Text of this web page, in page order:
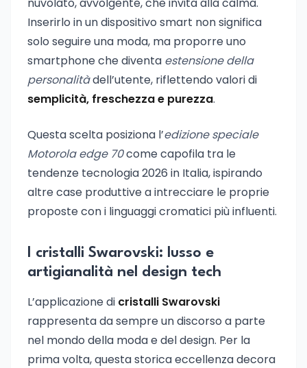
Inserirlo in un dispositivo smart non significa
solo seguire una moda, ma proporre uno
smartphone che diventa estensione della
personalitàdell’utente, riflettendo valori di
semplicità, freschezza e purezza.
Questa scelta posiziona l’edizione speciale
Motorola edge 70come capofila tra le
tendenze tecnologia 2026 in Italia, ispirando
altre case produttive a intrecciare le proprie
proposte con i linguaggi cromatici più influenti.
I cristalli Swarovski: lusso e
artigianalità nel design tech
L’applicazione di cristalli Swarovski
rappresenta da sempre un discorso a parte
nel mondo della moda e del design. Per la
prima volta, questa storica eccellenza decora